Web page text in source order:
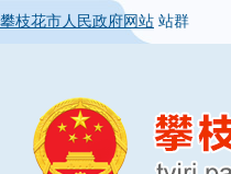
攀枝花市人民政府网站 站群